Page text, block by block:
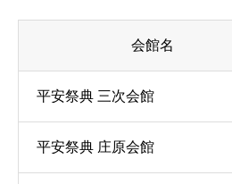
会館名
平安祭典 三次会館
平安祭典 庄原会館